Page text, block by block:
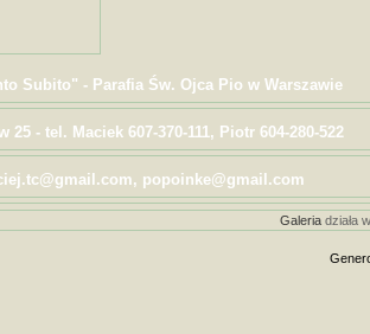
Subito" - Parafia Św. Ojca Pio w Warszawie
25 - tel. Maciek 607-370-111, Piotr 604-280-522
popoinke@gmail.com
Galeriadziała